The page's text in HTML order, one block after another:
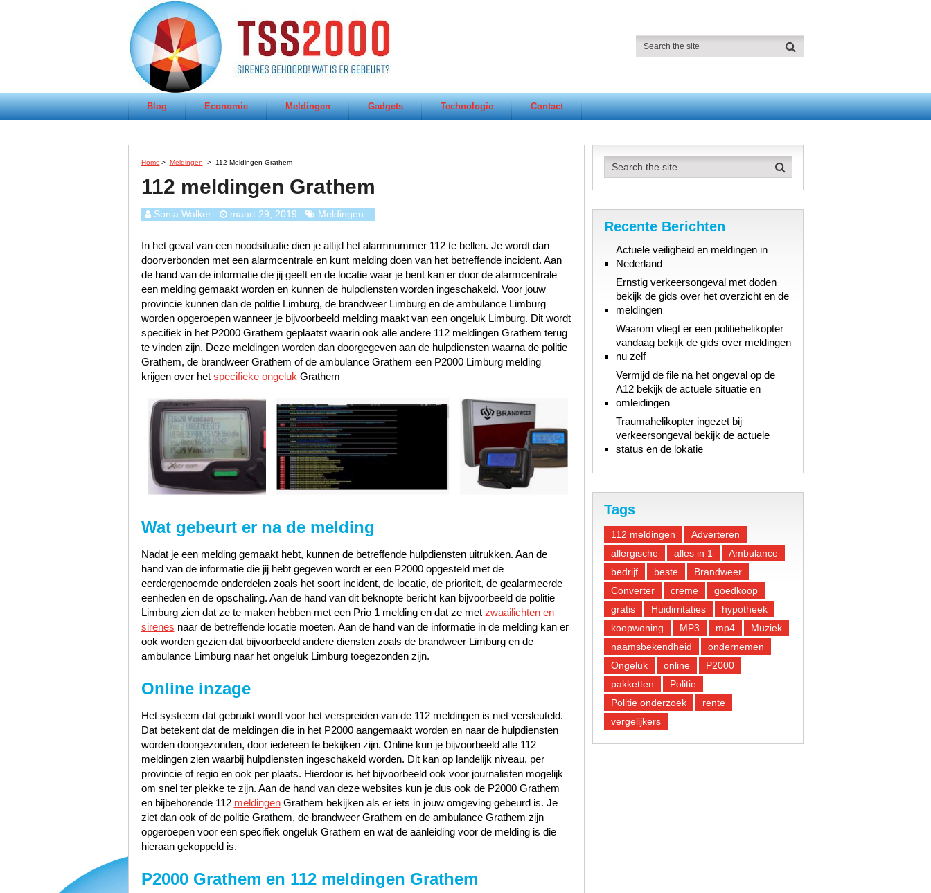
Blog Economie Meldingen Gadgets Technologie Contact
Home > Meldingen > 112 Meldingen Grathem
112 meldingen Grathem
Sonia Walker maart 29, 2019 Meldingen
In het geval van een noodsituatie dien je altijd het alarmnummer 112 te bellen. Je wordt dan
doorverbonden met een alarmcentrale en kunt melding doen van het betreffende incident. Aan
de hand van de informatie die jij geeft en de locatie waar je bent kan er door de alarmcentrale
een melding gemaakt worden en kunnen de hulpdiensten worden ingeschakeld. Voor jouw
provincie kunnen dan de politie Limburg, de brandweer Limburg en de ambulance Limburg
worden opgeroepen wanneer je bijvoorbeeld melding maakt van een ongeluk Limburg. Dit wordt
specifiek in het P2000 Grathem geplaatst waarin ook alle andere 112 meldingen Grathem terug
te vinden zijn. Deze meldingen worden dan doorgegeven aan de hulpdiensten waarna de politie
Grathem, de brandweer Grathem of de ambulance Grathem een P2000 Limburg melding
krijgen over het specifieke ongeluk Grathem
Wat gebeurt er na de melding
Nadat je een melding gemaakt hebt, kunnen de betreffende hulpdiensten uitrukken. Aan de
hand van de informatie die jij hebt gegeven wordt er een P2000 opgesteld met de
eerdergenoemde onderdelen zoals het soort incident, de locatie, de prioriteit, de gealarmeerde
eenheden en de opschaling. Aan de hand van dit beknopte bericht kan bijvoorbeeld de politie
Limburg zien dat ze te maken hebben met een Prio 1 melding en dat ze met zwaailichten en
sirenes naar de betreffende locatie moeten. Aan de hand van de informatie in de melding kan er
ook worden gezien dat bijvoorbeeld andere diensten zoals de brandweer Limburg en de
ambulance Limburg naar het ongeluk Limburg toegezonden zijn.
Online inzage
Het systeem dat gebruikt wordt voor het verspreiden van de 112 meldingen is niet versleuteld.
Dat betekent dat de meldingen die in het P2000 aangemaakt worden en naar de hulpdiensten
worden doorgezonden, door iedereen te bekijken zijn. Online kun je bijvoorbeeld alle 112
meldingen zien waarbij hulpdiensten ingeschakeld worden. Dit kan op landelijk niveau, per
provincie of regio en ook per plaats. Hierdoor is het bijvoorbeeld ook voor journalisten mogelijk
om snel ter plekke te zijn. Aan de hand van deze websites kun je dus ook de P2000 Grathem
en bijbehorende 112 meldingenGrathem bekijken als er iets in jouw omgeving gebeurd is. Je
ziet dan ook of de politie Grathem, de brandweer Grathem en de ambulance Grathem zijn
opgeroepen voor een specifiek ongeluk Grathem en wat de aanleiding voor de melding is die
hieraan gekoppeld is.
P2000 Grathem en 112 meldingen Grathem
Recente Berichten
Actuele veiligheid en meldingen in
Nederland
Ernstig verkeersongeval met doden
bekijk de gids over het overzicht en de
meldingen
Waarom vliegt er een politiehelikopter
vandaag bekijk de gids over meldingen
nu zelf
Vermijd de file na het ongeval op de
A12 bekijk de actuele situatie en
omleidingen
Traumahelikopter ingezet bij
verkeersongeval bekijk de actuele
status en de lokatie
Tags
112 meldingen
Adverteren
allergische
alles in 1
Ambulance
bedrijf
beste
Brandweer
Converter
creme
goedkoop
gratis
Huidirritaties
hypotheek
koopwoning
MP3 mp4
Muziek
naamsbekendheid
ondernemen
Ongeluk
online
P2000
pakketten
Politie
Politie onderzoek
rente
vergelijkers